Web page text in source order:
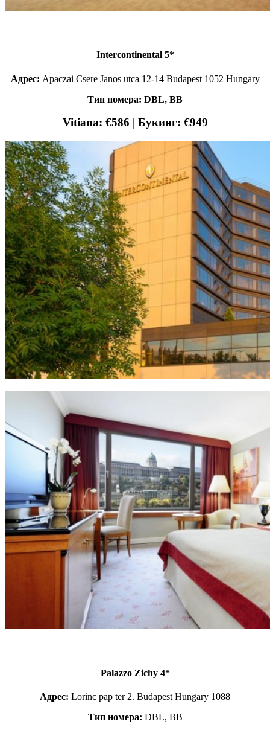
Intercontinental 5*
Адрес: Apaczai Csere Janos utca 12-14 Budapest 1052 Hungary
Тип номера: DBL, ВB
Vitiana: €586 | Букинг: €949
Palazzo Zichy 4*
Адрес: Lorinc pap ter 2. Budapest Hungary 1088
Тип номера: DBL, BB